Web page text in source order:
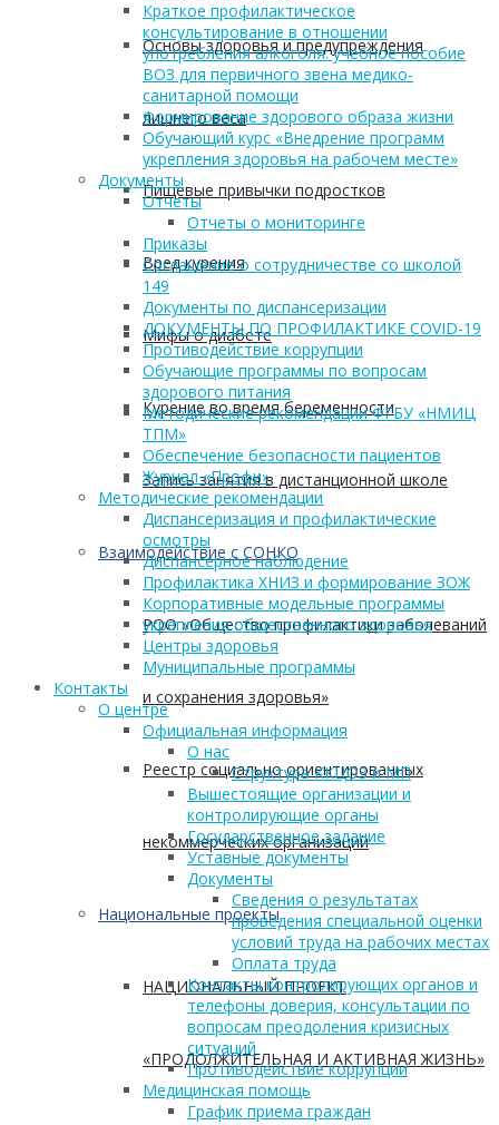
Основы здоровья и предупреждения
лишнего веса
Пищевые привычки подростков
Вред курения
Мифы о диабете
Курение во время беременности
Запись занятия в дистанционной школе
Взаимодействие с СОНКО
РОО «Общество профилактики заболеваний
и сохранения здоровья»
Реестр социально ориентированных
некоммерческих организаций
Национальные проекты
НАЦИОНАЛЬНЫЙ ПРОЕКТ
«ПРОДОЛЖИТЕЛЬНАЯ И АКТИВНАЯ ЖИЗНЬ»
Краткое профилактическое
консультирование в отношении
употребления алкоголя: учебное пособие
ВОЗ для первичного звена медико-
санитарной помощи
Формирование здорового образа жизни
Обучающий курс «Внедрение программ
укрепления здоровья на рабочем месте»
Документы
Отчеты
Отчеты о мониторинге
Приказы
Соглашение о сотрудничестве со школой
149
Документы по диспансеризации
ДОКУМЕНТЫ ПО ПРОФИЛАКТИКЕ COVID-19
Противодействие коррупции
Обучающие программы по вопросам
здорового питания
Методические рекомендации ФГБУ «НМИЦ
ТПМ»
Обеспечение безопасности пациентов
Журнал «Профи»
Методические рекомендации
Диспансеризация и профилактические
осмотры
Диспансерное наблюдение
Профилактика ХНИЗ и формирование ЗОЖ
Корпоративные модельные программы
укрепления общественного здоровья
Центры здоровья
Муниципальные программы
Контакты
О центре
Официальная информация
О нас
Структура ККЦОЗ и МП
Вышестоящие организации и
контролирующие органы
Государственное задание
Уставные документы
Документы
Сведения о результатах
проведения специальной оценки
условий труда на рабочих местах
Оплата труда
Контакты контролирующих органов и
телефоны доверия, консультации по
вопросам преодоления кризисных
ситуаций
Противодействие коррупции
Медицинская помощь
График приема граждан